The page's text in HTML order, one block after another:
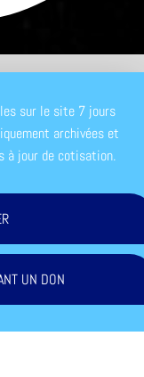
sur le site 7 jours
archivées et
à jour de cotisation.
UN DON